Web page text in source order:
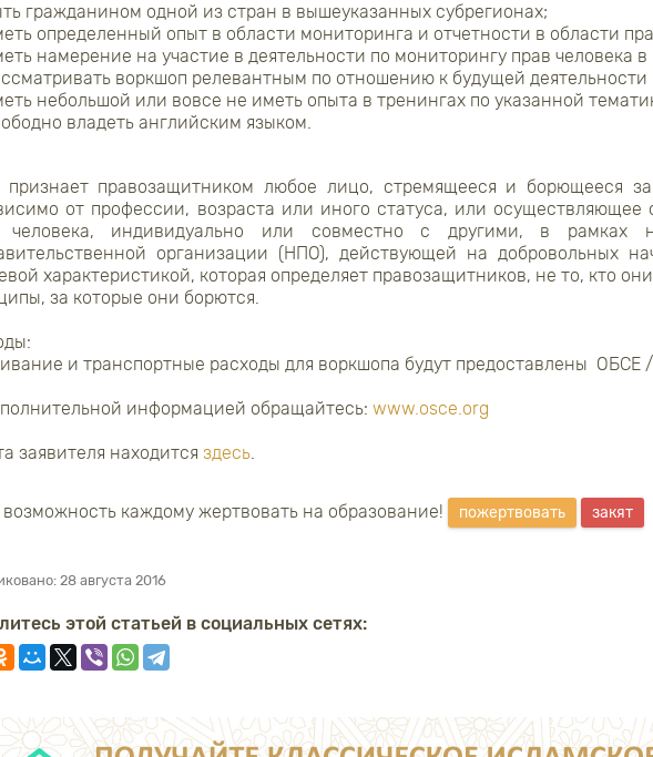
гражданином одной из стран в вышеуказанных субрегионах;
определенный опыт в области мониторинга и отчетности в области
намерение на участие в деятельности по мониторингу прав человека
воркшоп релевантным по отношению к будущей деятельности
небольшой или вовсе не иметь опыта в тренингах по указанной
владеть английским языком.
признает правозащитником любое лицо, стремящееся и борющееся
от профессии, возраста или иного статуса, или осуществляющее
человека, индивидуально или совместно с другими, в рамках
организации (НПО), действующей на добровольных
характеристикой, которая определяет правозащитников, не то, кто
за которые они борются.
и транспортные расходы для воркшопа будут предоставлены
информацией обращайтесь: www.osce.org
заявителя находится здесь.
каждому жертвовать на образование! пожертвовать закят
28 августа 2016
этой статьей в социальных сетях: